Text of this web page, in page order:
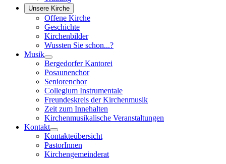
Unsere Kirche
Offene Kirche
Geschichte
Kirchenbilder
Wussten Sie schon...?
Musik
Bergedorfer Kantorei
Posaunenchor
Seniorenchor
Collegium Instrumentale
Freundeskreis der Kirchenmusik
Zeit zum Innehalten
Kirchenmusikalische Veranstaltungen
Kontakt
Kontakteübersicht
PastorInnen
Kirchengemeinderat